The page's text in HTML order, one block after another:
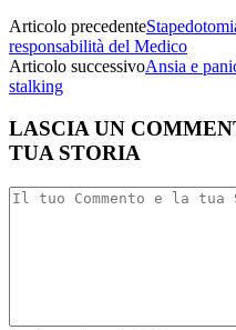
Articolo precedente
responsabilità del Medico
Articolo successivoAnsia e
stalking
LASCIA UN
TUA STORIA